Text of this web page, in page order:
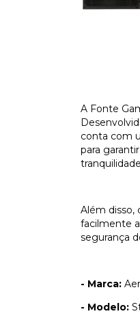
A Fonte
conta com
para
Além disso,
facilmente
segurança
- Marca:
- Modelo: